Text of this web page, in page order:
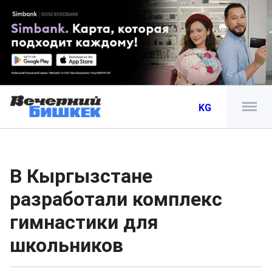
KG
В Кыргызстане
разработали комплекс
гимнастики для
школьников